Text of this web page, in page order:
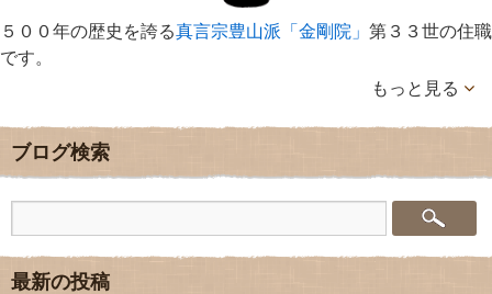
５００年の歴史を誇る真言宗豊山派「金剛院」 第３３世の住職
です。
もっと見る
ブログ検索
最新の投稿